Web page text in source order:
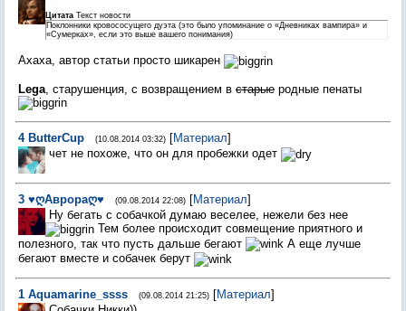
Цитата Текст новости
Поклонники кровососущего дуэта (это было упоминание о «Дневниках вампира» и
«Сумерках», если это выше вашего понимания)
Ахаха, автор статьи просто шикарен
Lega , старушенция, с возвращением в старые родные пенаты
4 ButterCup (10.08.2014 03:32) [Материал]
чет не похоже, что он для пробежки одет
3 ♥ღАврораღ♥ (09.08.2014 22:08) [Материал]
Ну бегать с собачкой думаю веселее, нежели без нее
Тем более происходит совмещение приятного и
полезного, так что пусть дальше бегают
А еще лучше
бегают вместе и собачек берут
1 Aquamarine_ssss (09.08.2014 21:25) [Материал]